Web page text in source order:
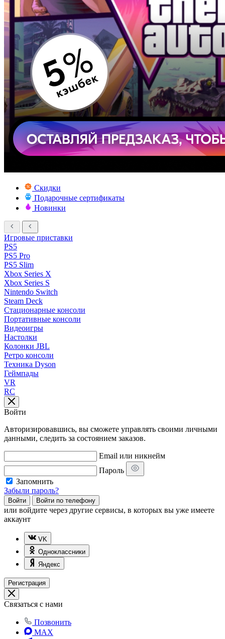
Скидки
Подарочные сертификаты
Новинки
Игровые приставки
PS5
PS5 Pro
PS5 Slim
Xbox Series X
Xbox Series S
Nintendo Switch
Steam Deck
Стационарные консоли
Портативные консоли
Видеоигры
Настолки
Колонки JBL
Ретро консоли
Техника Dyson
Геймпады
VR
RC
Войти
Авторизировавшись, вы сможете управлять своими личными
данными, следить за состоянием заказов.
Email или никнейм
Пароль
Запомнить
Забыли пароль?
Войти Войти по телефону
или войдите через другие сервисы, в которых вы уже имеете
аккаунт
VK
Одноклассники
Яндекс
Регистрация
Связаться с нами
Позвонить
MAX